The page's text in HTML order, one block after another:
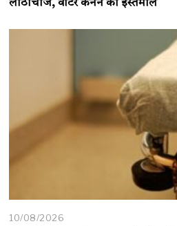
लाठीचार्ज, वॉटर कैनन का इस्तेमाल
10/08/2026